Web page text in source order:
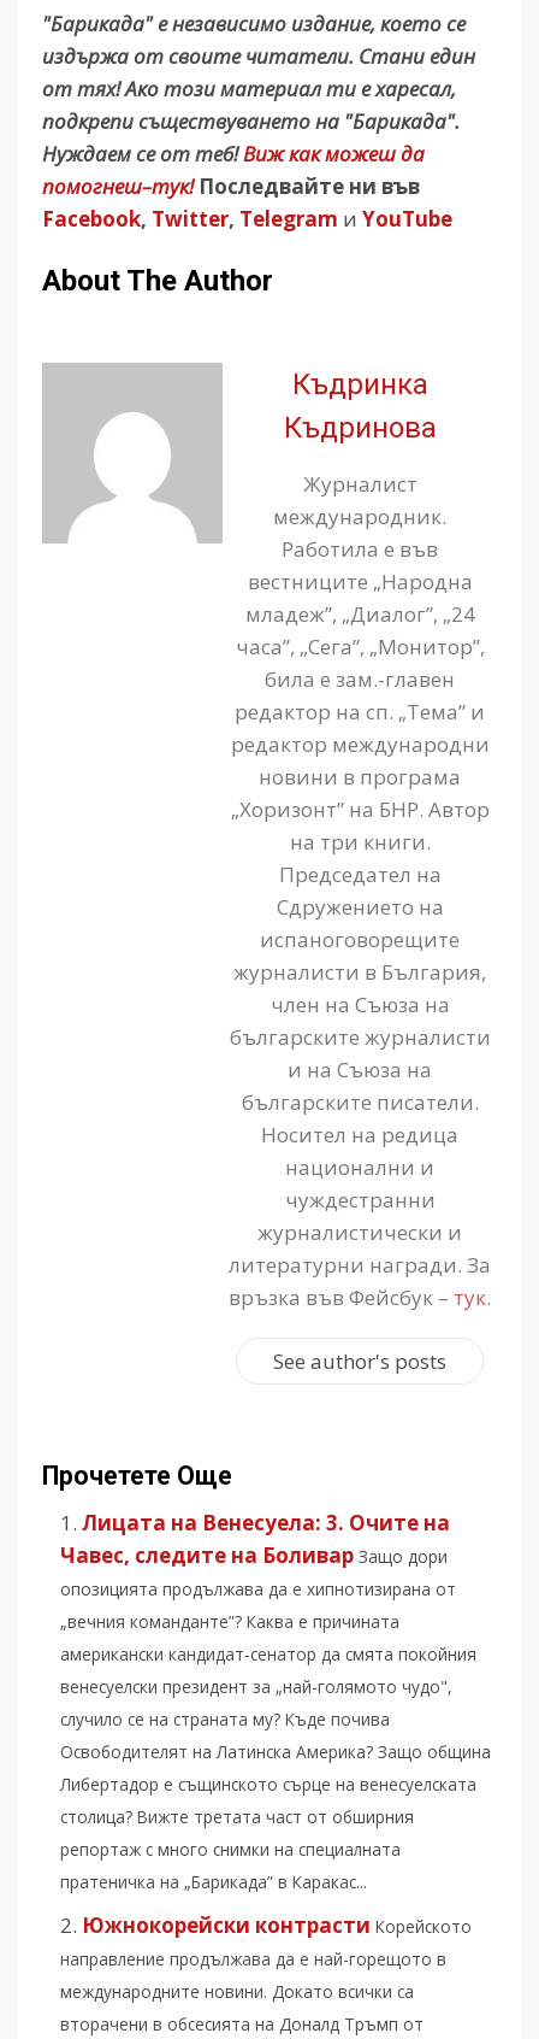
"Барикада" е независимо издание, което се
издържа от своите читатели. Стани един
от тях! Ако този материал ти е харесал,
подкрепи съществуването на "Барикада".
Нуждаем се от теб!Виж как можеш да
помогнеш–тук! Последвайте ни във
Facebook, Twitter, Telegram и YouTube
About The Author
Къдринка
Къдринова
Журналист
международник.
Работила е във
вестниците „Народна
младеж”, „Диалог”, „24
часа”, „Сега”, „Монитор”,
била е зам.-главен
редактор на сп. „Тема” и
редактор международни
новини в програма
„Хоризонт” на БНР. Автор
на три книги.
Председател на
Сдружението на
испаноговорещите
журналисти в България,
член на Съюза на
българските журналисти
и на Съюза на
българските писатели.
Носител на редица
национални и
чуждестранни
журналистически и
литературни награди. За
връзка във Фейсбук – тук.
See author's posts
Прочетете Още
Лицата на Венесуела: 3. Очите на
Чавес, следите на Боливар Защо дори
опозицията продължава да е хипнотизирана от
„вечния команданте”? Каква е причината
американски кандидат-сенатор да смята покойния
венесуелски президент за „най-голямото чудо",
случило се на страната му? Къде почива
Освободителят на Латинска Америка? Защо община
Либертадор е същинското сърце на венесуелската
столица? Вижте третата част от обширния
репортаж с много снимки на специалната
пратеничка на „Барикада” в Каракас...
Южнокорейски контрасти Корейското
направление продължава да е най-горещото в
международните новини. Докато всички са
вторачени в обсесията на Доналд Тръмп от